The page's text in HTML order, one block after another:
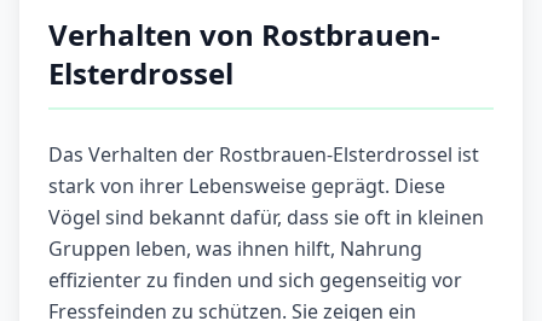
Verhalten von Rostbrauen-
Elsterdrossel
Das Verhalten der Rostbrauen-Elsterdrossel ist
stark von ihrer Lebensweise geprägt. Diese
Vögel sind bekannt dafür, dass sie oft in kleinen
Gruppen leben, was ihnen hilft, Nahrung
effizienter zu finden und sich gegenseitig vor
Fressfeinden zu schützen. Sie zeigen ein